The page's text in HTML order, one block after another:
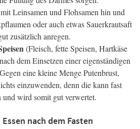
Leinsamen und Flohsamen hin und
oder auch etwas Sauerkrautsaft
zusätzlich anregen.
(Fleisch, fette Speisen, Hartkäse
dem Einsetzen einer eigenständigen
eine kleine Menge Putenbrust,
einzuwenden, denn die kann fast
wird somit gut verwertet.
nach dem Fasten